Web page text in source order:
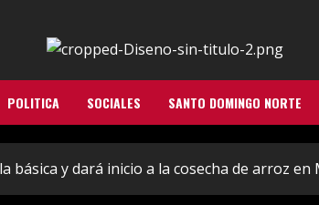
POLITICA SOCIALES SANTO DOMINGO NORTE
básica y dará inicio a la cosecha de arroz